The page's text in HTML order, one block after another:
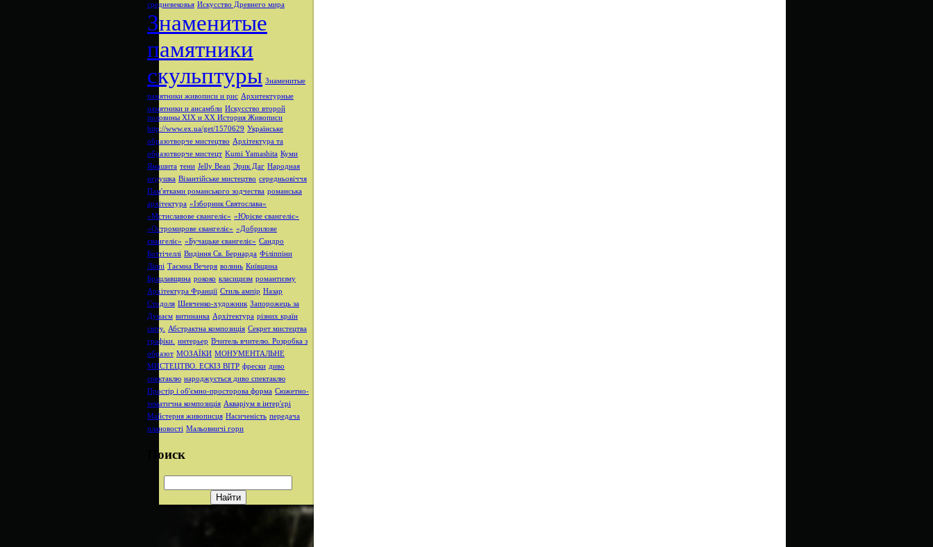
средневековья Искусство Древнего мира
Знаменитые
памятники
скульптуры Знаменитые
памятники живописи и рис Архитектурные
памятники и ансамбли Искусство второй
половины XIX и XX История Живописи
http://www.ex.ua/get/1570629 Українське
образотворче мистецтво Архітектура та
образотворче мистецт Kumi Yamashita Куми
Ямашита тени Jelly Bean Эрик Даг Народная
игрушка Візантійське мистецтво середньовіччя
Пам'ятками романського зодчества романська
архітектура «Ізборник Святослава»
«Мстиславове євангеліє» «Юрієве євангеліє»
«Остромирове євангеліє» «Добрилове
євангеліє» «Бучацьке євангеліє» Сандро
Боттічеллі Видіння Св. Бернарда Філіппіни
Ліппі Таємна Вечеря волинь Київщина
Брацлавщина рококо класицизм романтизму
Архітектура Франції Стиль ампір Назар
Стодоля Шевченко-художник Запорожець за
Дунаєм витинанка Архітектура різних країн
світу.
Абстрактна композиція Секрет мистецтва
графіки.
интерьер Вчитель вчителю. Розробка з
образот МОЗАЇКИ МОНУМЕНТАЛЬНЕ
МИСТЕЦТВО. ЕСКІЗ ВІТР фрески диво
спектаклю народжується диво спектаклю
Простір і об'ємно-просторова форма Сюжетно-
тематична композиція Акваріум в інтер'єрі
Майстерня живописця Насиченість передача
плановості Мальовничі гори
Поиск